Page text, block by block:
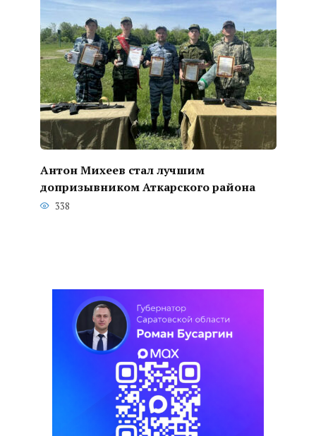
Антон Михеев стал лучшим
допризывником Аткарского района
338